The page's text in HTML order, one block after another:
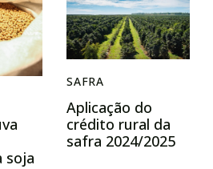
soja
SAFRA
Aplicação do
crédito rural da
safra 2024/2025